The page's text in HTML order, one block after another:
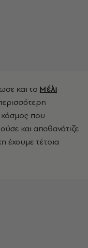
και το Μέλι
κόσμος που
και αποθανάτιζε
έχουμε τέτοια